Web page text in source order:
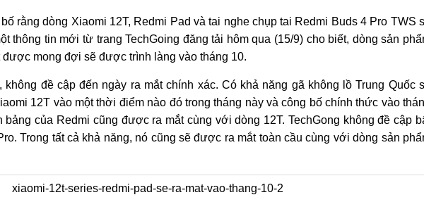
rằng dòng Xiaomi 12T, Redmi Pad và tai nghe chụp tai Redmi Buds 4 Pro TWS
thông tin mới từ trang TechGoing đăng tải hôm qua (15/9) cho biết, dòng sản
mong đợi sẽ được trình làng vào tháng 10.
không đề cập đến ngày ra mắt chính xác. Có khả năng gã không lồ Trung Quốc
12T vào một thời điểm nào đó trong tháng này và công bố chính thức vào
bảng của Redmi cũng được ra mắt cùng với dòng 12T. TechGong không đề cập
Trong tất cả khả năng, nó cũng sẽ được ra mắt toàn cầu cùng với dòng sản